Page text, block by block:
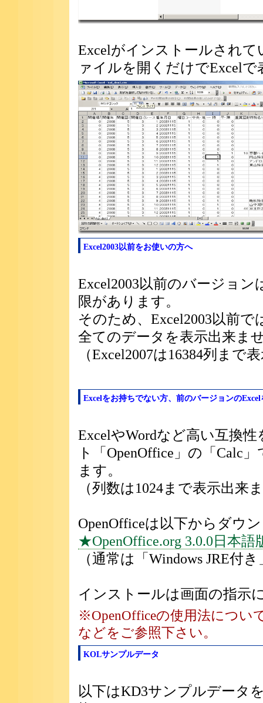
Excelがインストールされ
ァイルを開くだけでExcel
Excel2003以前をお使いの方へ
Excel2003以前のバージョ
限があります。
そのため、Excel2003以前
全てのデータを表示出来ま
（Excel2007は16384列まで
Excelをお持ちでない方、前のバージョンの
ExcelやWordなど高い互換
ト「OpenOffice」の「Calc
ます。
（列数は1024まで表示出来
OpenOfficeは以下からダウ
★OpenOffice.org 3.0.0日本
（通常は「Windows JRE付
インストールは画面の指示
※OpenOfficeの使用法につい
などをご参照下さい。
KOLサンプルデータ
以下はKD3サンプルデータ